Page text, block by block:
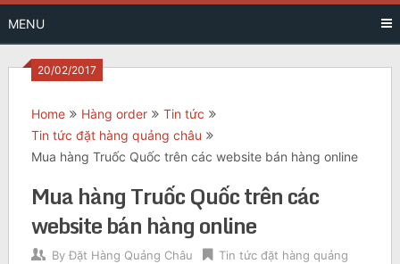
MENU
20/02/2017
Home Hàng order
Tin tức
Tin tức đặt hàng quảng châu
Mua hàng Truốc Quốc trên các website bán hàng online
Mua hàng Truốc Quốc trên các
website bán hàng online
By Đặt Hàng Quảng Châu
Tin tức đặt hàng quảng